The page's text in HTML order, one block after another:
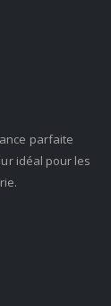
parfaite
idéal pour les